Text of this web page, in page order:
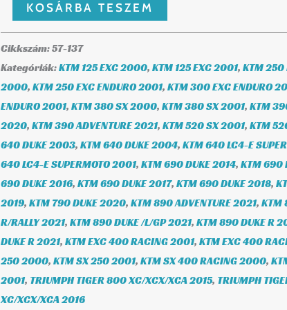
KOSÁRBA TESZEM
Cikkszám:57-137
Kategóriák:KTM 125 EXC 2000, KTM 125 EXC 2001, KTM 250
2000, KTM 250 EXC ENDURO 2001, KTM 300 EXC ENDURO
ENDURO 2001, KTM 380 SX 2000, KTM 380 SX 2001, KTM
2020, KTM 390 ADVENTURE 2021, KTM 520 SX 2001, KTM
640 DUKE 2003, KTM 640 DUKE 2004, KTM 640 LC4-E
640 LC4-E SUPERMOTO 2001, KTM 690 DUKE 2014, KTM 690
690 DUKE 2016, KTM 690 DUKE 2017, KTM 690 DUKE 2018,
2019, KTM 790 DUKE 2020, KTM 890 ADVENTURE 2021, KTM
R/RALLY 2021, KTM 890 DUKE /L/GP 2021, KTM 890 DUKE R
DUKE R 2021, KTM EXC 400 RACING 2001, KTM EXC 400
250 2000, KTM SX 250 2001, KTM SX 400 RACING 2000,
2001, TRIUMPH TIGER 800 XC/XCX/XCA 2015, TRIUMPH
XC/XCX/XCA 2016